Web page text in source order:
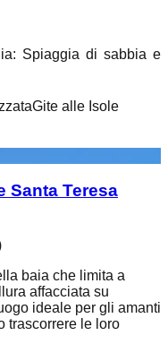
: Spiaggia di sabbia e
Gite alle Isole
Santa Teresa
baia che limita a
affacciata su
ideale per gli amanti
trascorrere le loro